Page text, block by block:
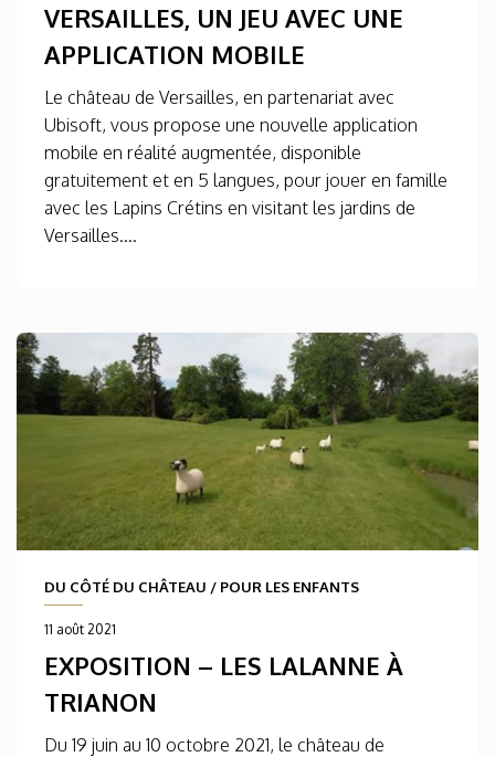
VERSAILLES, UN JEU AVEC UNE
APPLICATION MOBILE
Le château de Versailles, en partenariat avec
Ubisoft, vous propose une nouvelle application
mobile en réalité augmentée, disponible
gratuitement et en 5 langues, pour jouer en famille
avec les Lapins Crétins en visitant les jardins de
Versailles....
DU CÔTÉ DU CHÂTEAU / POUR LES ENFANTS
11 août 2021
EXPOSITION – LES LALANNE À
TRIANON
Du 19 juin au 10 octobre 2021, le château de